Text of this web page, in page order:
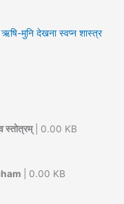
मुनि देखना स्वप्न शास्त्र
| 0.00 KB
| 0.00 KB